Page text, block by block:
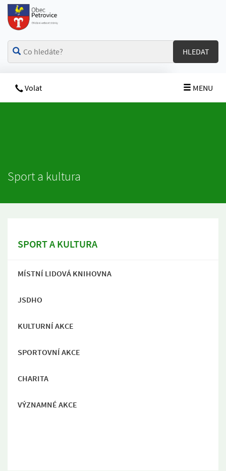
HLEDAT
MENU
Volat
Sport a kultura
SPORT A KULTURA
MÍSTNÍ LIDOVÁ KNIHOVNA
JSDHO
KULTURNÍ AKCE
SPORTOVNÍ AKCE
CHARITA
VÝZNAMNÉ AKCE